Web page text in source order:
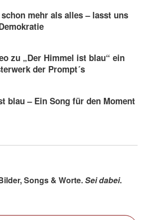
mehr als alles – lasst uns
zu „Der Himmel ist blau“ ein
der Prompt´s
blau – Ein Song für den Moment
Songs & Worte.Sei dabei.